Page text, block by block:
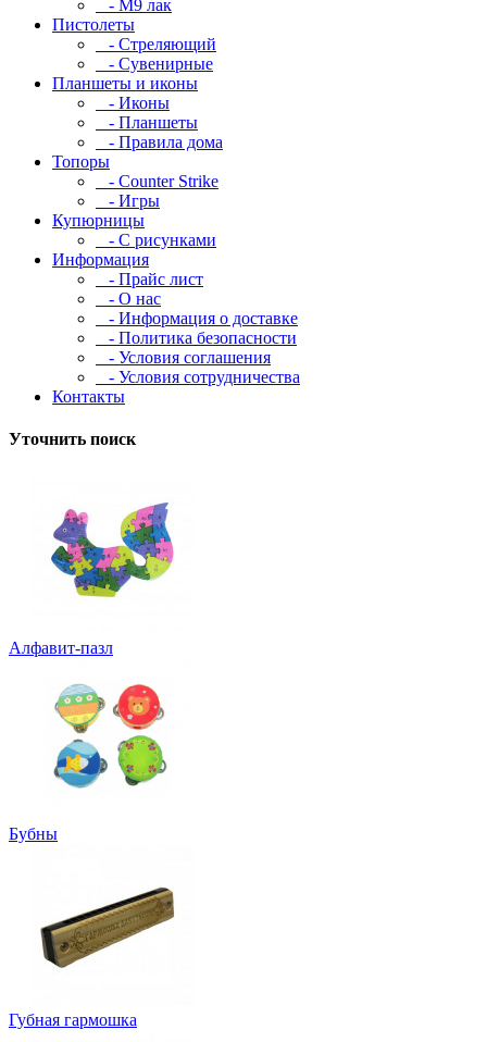
- M9 лак
Пистолеты
- Стреляющий
- Сувенирные
Планшеты и иконы
- Иконы
- Планшеты
- Правила дома
Топоры
- Counter Strike
- Игры
Купюрницы
- С рисунками
Информация
- Прайс лист
- О нас
- Информация о доставке
- Политика безопасности
- Условия соглашения
- Условия сотрудничества
Контакты
Уточнить поиск
Алфавит-пазл
Бубны
Губная гармошка